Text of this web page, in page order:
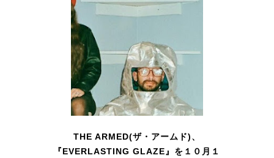
THE ARMED(ザ・アームド)、
『EVERLASTING GLAZE』を１０月１